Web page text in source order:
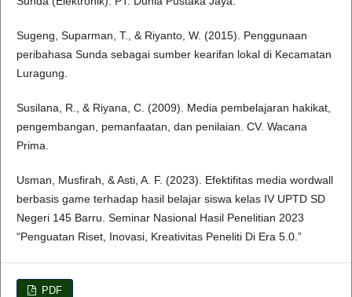
Sugeng, Suparman, T., & Riyanto, W. (2015). Penggunaan
peribahasa Sunda sebagai sumber kearifan lokal di Kecamatan
Luragung.
Susilana, R., & Riyana, C. (2009). Media pembelajaran hakikat,
pengembangan, pemanfaatan, dan penilaian. CV. Wacana
Prima.
Usman, Musfirah, & Asti, A. F. (2023). Efektifitas media wordwall
berbasis game terhadap hasil belajar siswa kelas IV UPTD SD
Negeri 145 Barru. Seminar Nasional Hasil Penelitian 2023
“Penguatan Riset, Inovasi, Kreativitas Peneliti Di Era 5.0.”
PDF